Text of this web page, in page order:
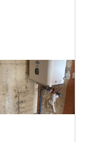
efficace,